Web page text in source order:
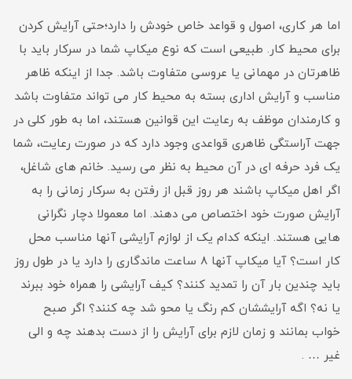
اما هر کاری، اصول و قواعد خاص خودش را دارد؛حتی آرایش کردن
برای محیط کار. طبیعی است که نوع میکاپ شما در سرکار باید با
ظاهرتان در مهمانی یا عروسی متفاوت باشد. جدا از اینکه ظاهر
مناسب و آرایش اداری بسته به محیط کار می تواند متفاوت باشد
و کارمندان موظف به رعایت این قوانین هستند، اما به طور کلی در
جهت آراستگی ظاهری قواعدی وجود دارد که در صورت رعایت، شما
یک فرد حرفه ای در آن محیط به نظر می رسید. خانم های شاغل،
اگر اهل میکاپ باشند هر روز قبل از رفتن به سرکار زمانی را به
آرایش صورت خود اختصاص می دهند. اما معمولا دچار نگرانی
هایی هستند. اینکه کدام یک از لوازم آرایشی آنها مناسب محل
کار است؟ آیا میکاپ آنها 8 ساعت ماندگاری را دارد یا در طول روز
باید چندین بار آن را تمدید کنند؟ کیف آرایشی را همراه خود ببرند
یا نه؟ اگه آرایششان کم رنگ یا محو شد چه کنند؟ اگر صبح
خواب بمانند و زمان لازم برای آرایش را از دست بدهند چه و الی
غیر … .